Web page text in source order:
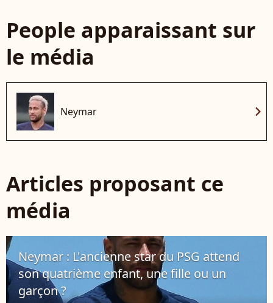
People apparaissant sur
le média
Neymar chevron_right
Articles proposant ce
média
Neymar : L'ancienne star du PSG attend
son quatrième enfant, une fille ou un
garçon ?